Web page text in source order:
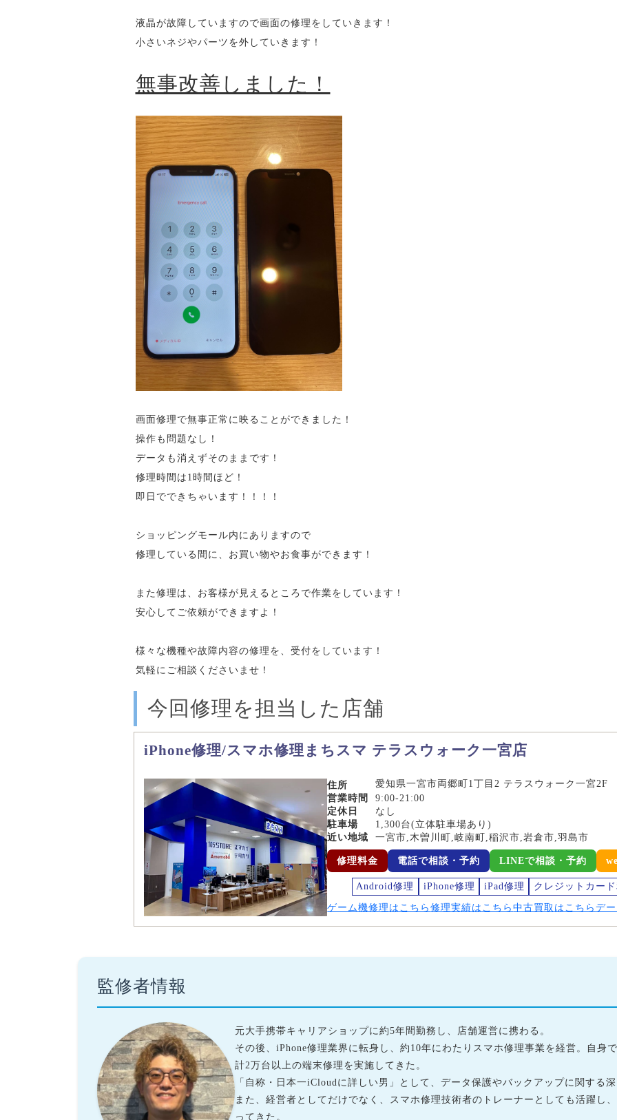
液晶が故障していますので画面の修理をしていきます！
小さいネジやパーツを外していきます！
無事改善しました！
画面修理で無事正常に映ることができました！
操作も問題なし！
データも消えずそのままです！
修理時間は1時間ほど！
即日でできちゃいます！！！！
ショッピングモール内にありますので
修理している間に、お買い物やお食事ができます！
また修理は、お客様が見えるところで作業をしています！
安心してご依頼ができますよ！
様々な機種や故障内容の修理を、受付をしています！
気軽にご相談くださいませ！
今回修理を担当した店舗
iPhone修理/スマホ修理まちスマ テラスウォーク一宮店
住所
愛知県一宮市両郷町1丁目2 テラスウォーク一宮2F
営業時間
9:00-21:00
定休日
なし
駐車場
1,300台(立体駐車場あり)
近い地域
一宮市,木曽川町,岐南町,稲沢市,岩倉市,羽島市
修理料金 電話で相談・予約 LINEで相談・予約
Android修理 iPhone修理 iPad修理 クレジットカー
ゲーム機修理はこちら修理実績はこちら中古買取はこちらデ
監修者情報
元大手携帯キャリアショップに約5年間勤務し、店舗運営に携わる。
その後、iPhone修理業界に転身し、約10年にわたりスマホ修理事業を経営。自身
計2万台以上の端末修理を実施してきた。
「自称・日本一iCloudに詳しい男」として、データ保護やバックアップに関する深
また、経営者としてだけでなく、スマホ修理技術者のトレーナーとしても活躍し
ってきた。